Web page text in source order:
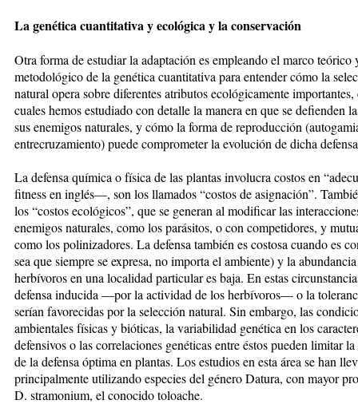
La genética cuantitativa y ecológica y la conservación
Otra forma de estudiar la adaptación es empleando el marco teórico
metodológico de la genética cuantitativa para entender cómo la
natural opera sobre diferentes atributos ecológicamente importantes,
cuales hemos estudiado con detalle la manera en que se defienden
sus enemigos naturales, y cómo la forma de reproducción
entrecruzamiento) puede comprometer la evolución de dicha
La defensa química o física de las plantas involucra costos en
fitness en inglés—, son los llamados “costos de asignación”.
los “costos ecológicos”, que se generan al modificar las
enemigos naturales, como los parásitos, o con competidores, y
como los polinizadores. La defensa también es costosa cuando es
sea que siempre se expresa, no importa el ambiente) y la
herbívoros en una localidad particular es baja. En estas
defensa inducida —por la actividad de los herbívoros— o la
serían favorecidas por la selección natural. Sin embargo, las
ambientales físicas y bióticas, la variabilidad genética en los
defensivos o las correlaciones genéticas entre éstos pueden limitar
de la defensa óptima en plantas. Los estudios en esta área se han
principalmente utilizando especies del género Datura, con mayor
D. stramonium, el conocido toloache.